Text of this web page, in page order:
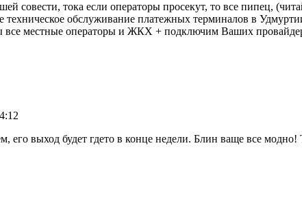
совести, тока если операторы просекут, то все пипец,
обслуживание платежных терминалов в
местные операторы и ЖКХ + подключим Ваших
его выход будет гдето в конце недели. Блин ваще все